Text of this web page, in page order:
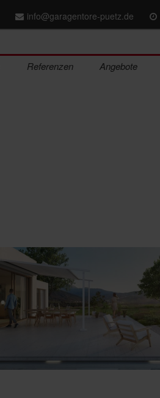
info@garagentore-puetz.de
Referenzen Angebote